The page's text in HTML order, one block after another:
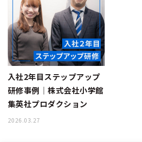
入社2年目ステップアップ
研修事例｜株式会社小学館
集英社プロダクション
2026.03.27